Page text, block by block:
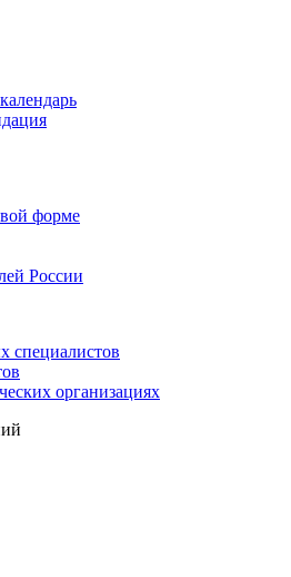
форме
России
специалистов
организациях